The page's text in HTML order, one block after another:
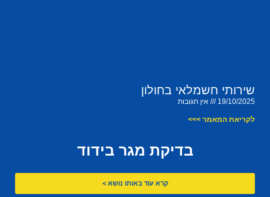
שירותי חשמלאי בחולון
19/10/2025 אין תגובות
לקריאת המאמר >>>
בדיקת מגר בידוד
קרא עוד באותו נושא >